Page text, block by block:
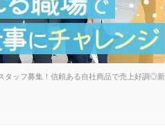
タッフ募集！信頼ある自社商品で売上好調◎新